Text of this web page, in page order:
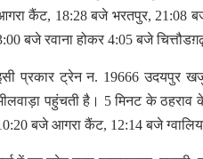
कैंट, 18:28 बजे भरतपुर, 21:08
बजे रवाना होकर 4:05 बजे
प्रकार ट्रेन न. 19666 उदयपुर
पहुंचती है। 5 मिनट के
बजे आगरा कैंट, 12:14 बजे